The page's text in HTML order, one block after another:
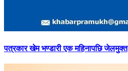
पत्रकारखेम भण्डारी एक महिनापछि जेलमुक्त